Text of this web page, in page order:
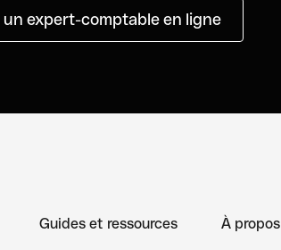
un expert-comptable en ligne
Guides et ressources À propos